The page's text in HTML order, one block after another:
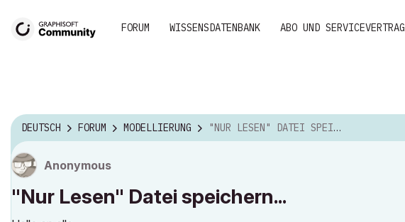
FORUM WISSENSDATENBANK ABO UND SERVICEVERTRAG
DEUTSCH FORUM MODELLIERUNG "NUR LESEN" DATEI SPEICHERN...
Anonymous
"Nur Lesen" Datei speichern...